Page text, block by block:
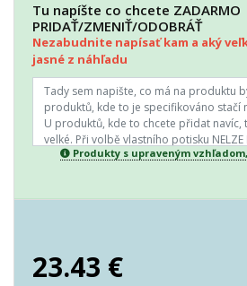
Tu napíšte co chcete ZADARMO
PRIDAŤ/ZMENIŤ/ODOBRÁŤ
Nezabudnite napísať kam a aký
jasné z náhľadu
Produkty s upraveným
23.43 €